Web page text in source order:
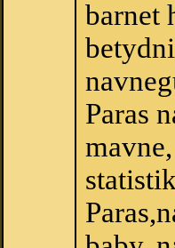
barnet
Paras